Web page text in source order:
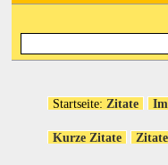
Startseite: Zitate
Kurze Zitate